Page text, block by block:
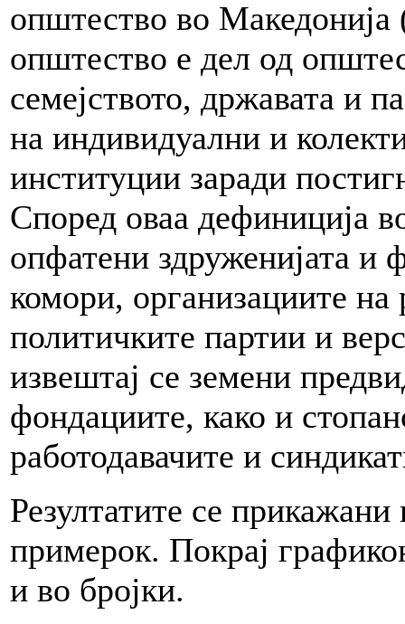
општество во
општество е дел од
семејството, државата и
на индивидуални и
институции заради
Според оваа дефиниција
опфатени здруженијата и
комори, организациите на
политичките партии и
извештај се земени
фондациите, како и
работодавачите и
Резултатите се
примерок. Покрај
и во бројки.